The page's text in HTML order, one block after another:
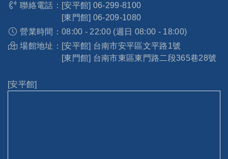
聯絡電話： [安平館] 06-299-8100
[東門館] 06-209-1080
營業時間： 08:00 - 22:00 (週日 08:00 - 18:00)
場館地址： [安平館] 台南市安平區文平路1號
[東門館] 台南市東區東門路二段365巷28號
[安平館]